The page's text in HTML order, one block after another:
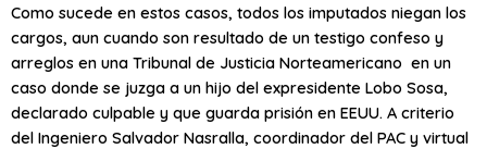
Como sucede en estos casos, todos los imputados niegan los
cargos, aun cuando son resultado de un testigo confeso y
arreglos en una Tribunal de Justicia Norteamericano en un
caso donde se juzga a un hijo del expresidente Lobo Sosa,
declarado culpable y que guarda prisión en EEUU. A criterio
del Ingeniero Salvador Nasralla, coordinador del PAC y virtual